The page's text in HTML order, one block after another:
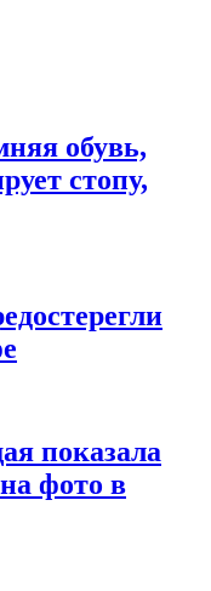
обувь,
стопу,
показала
фото в